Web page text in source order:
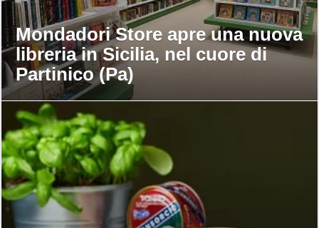
Mondadori Store apre una nuova
libreria in Sicilia, nel cuore di
Partinico (Pa)